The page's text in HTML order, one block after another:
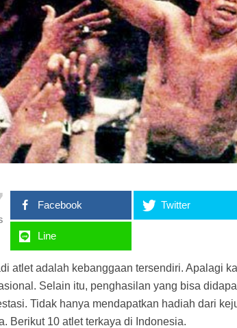
Facebook Twitter
Line
atlet adalah kebanggaan tersendiri. Apalagi
Selain itu, penghasilan yang bisa
Tidak hanya mendapatkan hadiah dari
Berikut 10 atlet terkaya di Indonesia.